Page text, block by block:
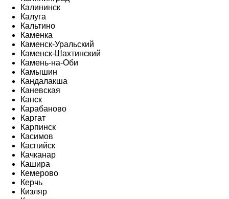
Калининск
Калуга
Кальтино
Каменка
Каменск-Уральский
Каменск-Шахтинский
Камень-на-Оби
Камышин
Кандалакша
Каневская
Канск
Карабаново
Каргат
Карпинск
Касимов
Каспийск
Качканар
Кашира
Кемерово
Керчь
Кизляр